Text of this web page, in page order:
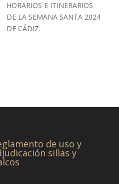
HORARIOS E ITINERARIOS
DE LA SEMANA SANTA 2024
DE CÁDIZ.
de uso y
sillas y